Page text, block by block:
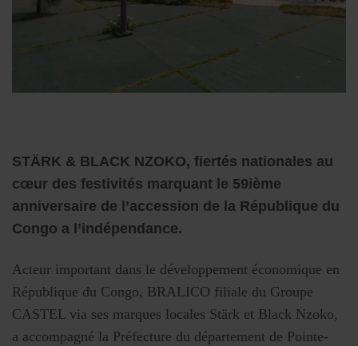
STÄRK & BLACK NZOKO, fiertés nationales au
cœur des festivités marquant le 59ième
anniversaire de l’accession de la République du
Congo a l’indépendance.
Acteur important dans le développement économique en
République du Congo, BRALICO filiale du Groupe
CASTEL via ses marques locales Stärk et Black Nzoko,
a accompagné la Préfecture du département de Pointe-